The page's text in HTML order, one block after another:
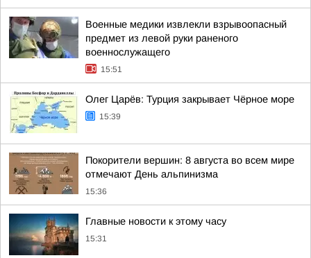
Военные медики извлекли взрывоопасный
предмет из левой руки раненого
военнослужащего
15:51
Олег Царёв: Турция закрывает Чёрное море
15:39
Покорители вершин: 8 августа во всем мире
отмечают День альпинизма
15:36
Главные новости к этому часу
15:31